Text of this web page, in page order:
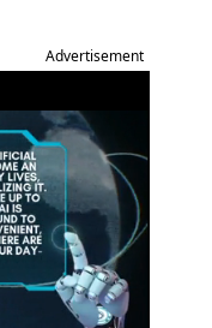
Advertisement